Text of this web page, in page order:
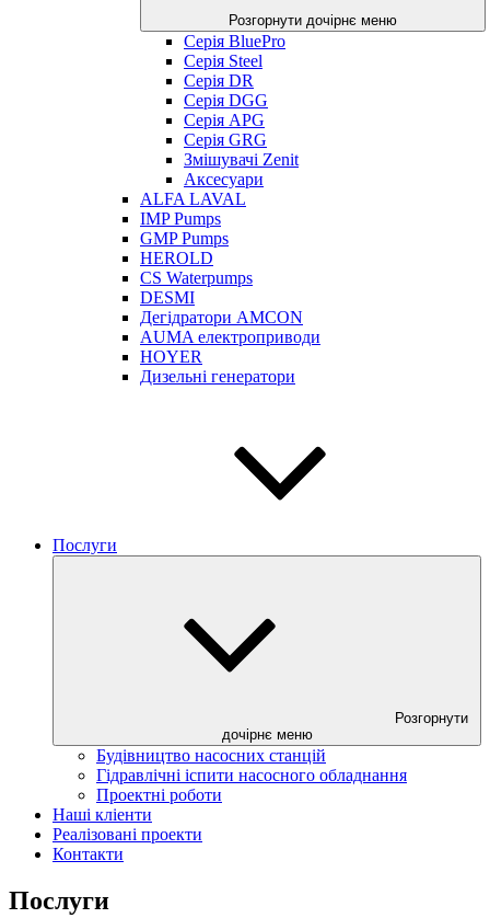
Розгорнути дочірнє меню
Серія BluePro
Серія Steel
Серія DR
Серія DGG
Серія APG
Серія GRG
Змішувачі Zenit
Аксесуари
ALFA LAVAL
IMP Pumps
GMP Pumps
HEROLD
CS Waterpumps
DESMI
Дегідратори AMCON
AUMA електроприводи
HOYER
Дизельні генератори
Послуги
Розгорнути
дочірнє меню
Будівництво насосних станцій
Гідравлічні іспити насосного обладнання
Проектні роботи
Наші кліенти
Реалізовані проекти
Контакти
Послуги